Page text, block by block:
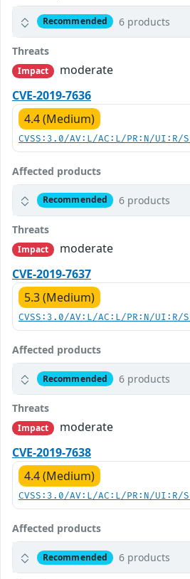
Recommended 6 products
Threats
Impact
moderate
CVE-2019-7636
4.4 (Medium)
CVSS:3.0/AV:L/AC:L/PR:N/
Affected products
Recommended 6 products
Threats
Impact
moderate
CVE-2019-7637
5.3 (Medium)
CVSS:3.0/AV:L/AC:L/PR:N/
Affected products
Recommended 6 products
Threats
Impact
moderate
CVE-2019-7638
4.4 (Medium)
CVSS:3.0/AV:L/AC:L/PR:N/
Affected products
Recommended 6 products